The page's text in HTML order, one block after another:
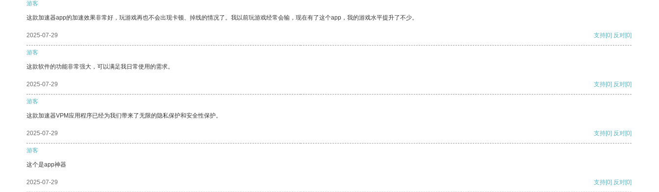
游客
这款加速器app的加速效果非常好，玩游戏再也不会出现卡顿、掉线的情况了。我以前玩游戏经常会输，现在有了这个app，我的游戏水平提升了不少。
2025-07-29 支持[0] 反对[0]
游客
这款软件的功能非常强大，可以满足我日常使用的需求。
2025-07-29 支持[0] 反对[0]
游客
这款加速器VPM应用程序已经为我们带来了无限的隐私保护和安全性保护。
2025-07-29 支持[0] 反对[0]
游客
这个是app神器
2025-07-29 支持[0] 反对[0]